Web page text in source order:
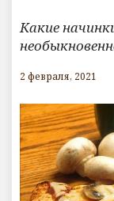
Какие
2 февраля, 2021